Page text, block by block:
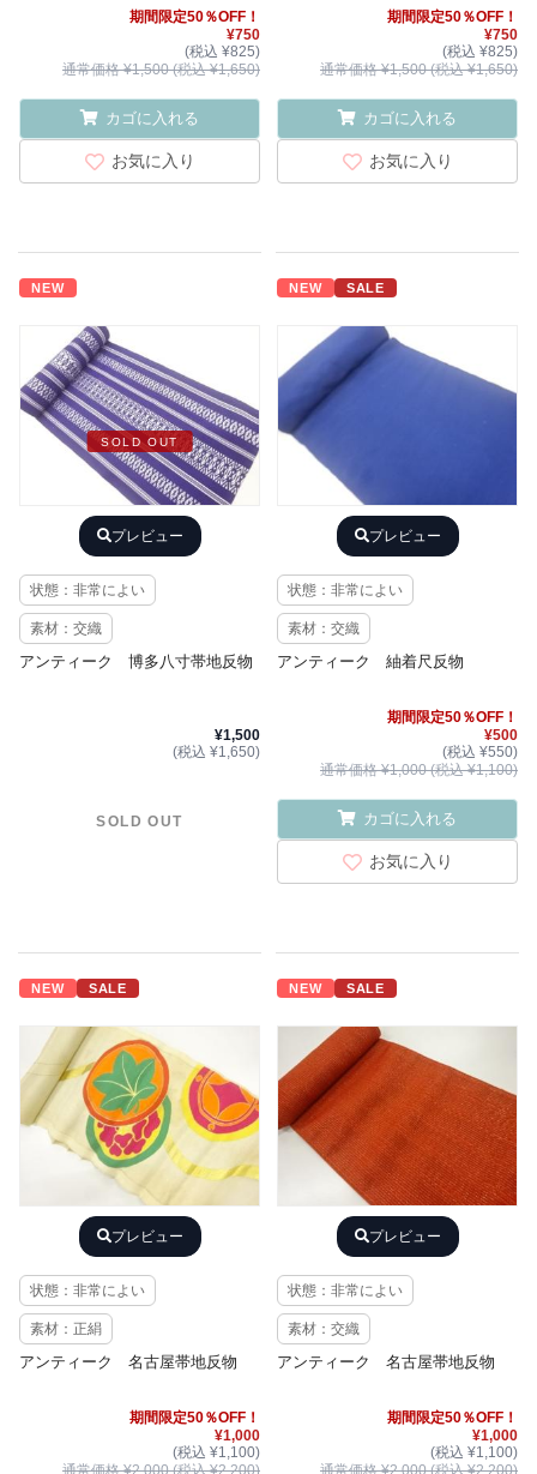
期間限定50％OFF！
¥750
(税込 ¥825)
通常価格 ¥1,500 (税込 ¥1,650)
カゴに入れる
お気に入り
期間限定50％OFF！
¥750
(税込 ¥825)
通常価格 ¥1,500 (税込 ¥1,650)
カゴに入れる
お気に入り
NEW
SOLD OUT
プレビュー
状態：非常によい
素材：交織
アンティーク 博多八寸帯地反物
¥1,500
(税込 ¥1,650)
SOLD OUT
NEW SALE
プレビュー
状態：非常によい
素材：交織
アンティーク 紬着尺反物
期間限定50％OFF！
¥500
(税込 ¥550)
通常価格 ¥1,000 (税込 ¥1,100)
カゴに入れる
お気に入り
NEW SALE
プレビュー
状態：非常によい
素材：正絹
アンティーク 名古屋帯地反物
期間限定50％OFF！
¥1,000
(税込 ¥1,100)
NEW SALE
プレビュー
状態：非常によい
素材：交織
アンティーク 名古屋帯地反物
期間限定50％OFF！
¥1,000
(税込 ¥1,100)